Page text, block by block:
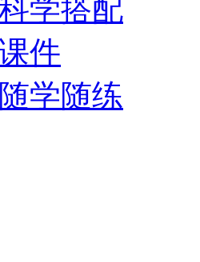
学搭配
件
学随练